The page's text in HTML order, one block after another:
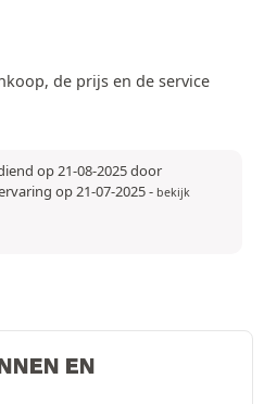
de prijs en de service
op 21-08-2025 door
op 21-07-2025- bekijk
EN